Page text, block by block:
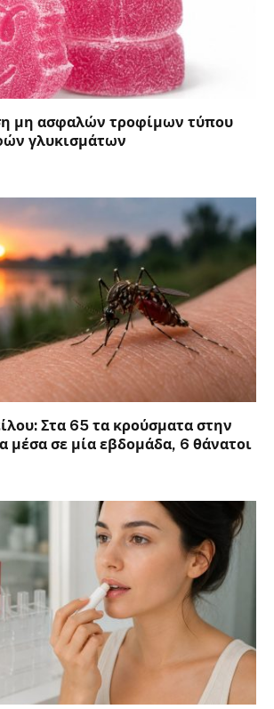
μη ασφαλών τροφίμων τύπου
γλυκισμάτων
Στα 65 τα κρούσματα στην
μέσα σε μία εβδομάδα, 6 θάνατοι